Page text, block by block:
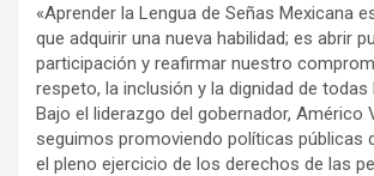
«Aprender la Lengua de Señas Mexicana
que adquirir una nueva habilidad; es abrir
participación y reafirmar nuestro
respeto, la inclusión y la dignidad de todas
Bajo el liderazgo del gobernador, Américo
seguimos promoviendo políticas públicas
el pleno ejercicio de los derechos de las